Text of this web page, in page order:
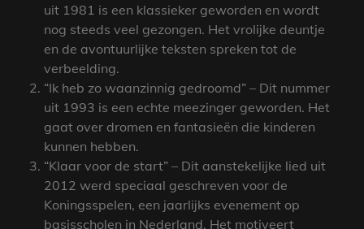
uit 1981 is een klassieker geworden en wordt
nog steeds veel gezongen. Het vrolijke deuntje
en de avontuurlijke teksten spreken tot de
verbeelding.
“Ik heb zo waanzinnig gedroomd” – Dit nummer
uit 1993 is een echte meezinger geworden. Het
gaat over dromen en fantasieën die kinderen
kunnen hebben.
“Klaar voor de start” – Dit aanstekelijke lied uit
2012 werd speciaal geschreven voor de
Koningsspelen, een jaarlijks evenement op
basisscholen in Nederland. Het motiveert